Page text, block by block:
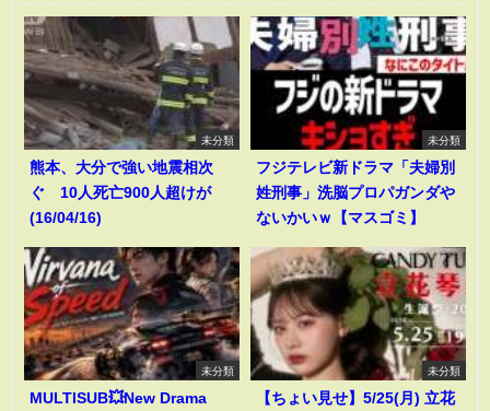
未分類
熊本、大分で強い地震相次
ぐ 10人死亡900人超けが
(16/04/16)
未分類
フジテレビ新ドラマ「夫婦別
姓刑事」洗脳プロパガンダや
ないかいｗ【マスゴミ】
未分類
MULTISUB💥New Drama
未分類
【ちょい見せ】5/25(月) 立花